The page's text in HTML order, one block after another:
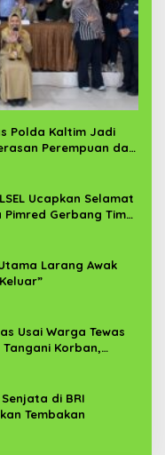
Polda Kaltim Jadi
Perempuan dan
Ucapkan Selamat
Gerbang Timur
Larang Awak
Usai Warga Tewas
Korban,
di BRI
Tembakan